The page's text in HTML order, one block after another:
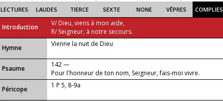
LECTURES LAUDES TIERCE SEXTE NONE VÊPRES COMPLIES
Introduction
V/ Dieu, viens à mon aide,
R/ Seigneur, à notre secours.
...
Hymne Vienne la nuit de Dieu
Psaume
142 —
Pour l'honneur de ton nom, Seigneur, fais-moi vivre.
Péricope
1 P 5, 8-9a